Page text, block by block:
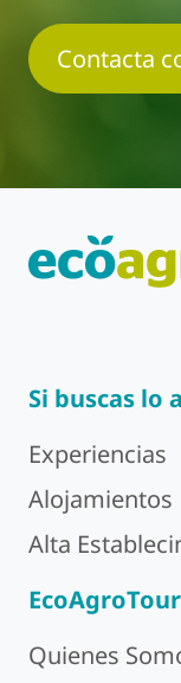
Contacta
Si buscas lo
Experiencias
Alojamientos
Alta
Quienes